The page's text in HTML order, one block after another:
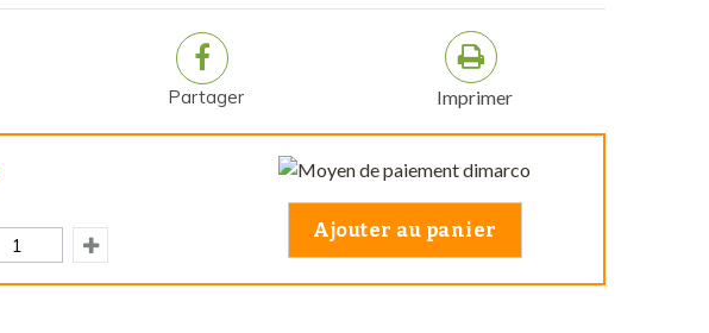
Partager Imprimer
Ajouter au panier